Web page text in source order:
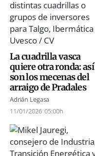
La cuadrilla vasca
quiere otra ronda: así
son los mecenas del
arraigo de Pradales
Adrián Legasa
11/01/2026 05:00h